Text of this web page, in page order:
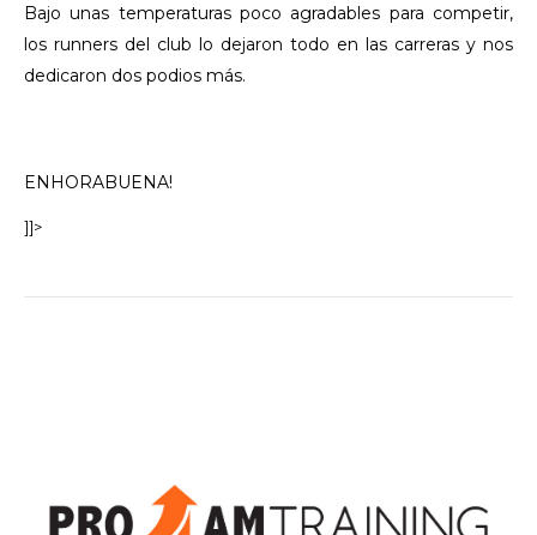
Bajo unas temperaturas poco agradables para competir,
los runners del club lo dejaron todo en las carreras y nos
dedicaron dos podios más.
ENHORABUENA!
]]>